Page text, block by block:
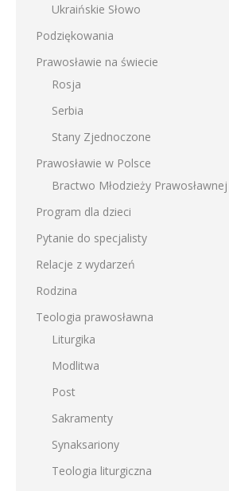
Ukraińskie Słowo
Podziękowania
Prawosławie na świecie
Rosja
Serbia
Stany Zjednoczone
Prawosławie w Polsce
Bractwo Młodzieży Prawosławnej
Program dla dzieci
Pytanie do specjalisty
Relacje z wydarzeń
Rodzina
Teologia prawosławna
Liturgika
Modlitwa
Post
Sakramenty
Synaksariony
Teologia liturgiczna